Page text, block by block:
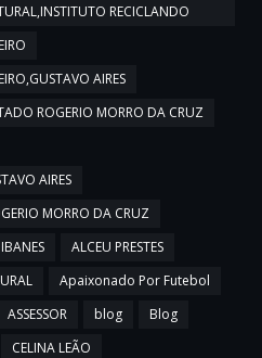
RECICLANDO
AIRES
ROGERIO MORRO DA CRUZ
AIRES
MORRO DA CRUZ
ALCEU PRESTES
Apaixonado Por Futebol
ASSESSOR blog
Blog
CELINA LEÃO